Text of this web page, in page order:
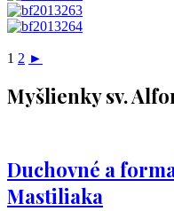
1 2 ►
Myšlienky sv.
Duchovné a
Mastiliaka